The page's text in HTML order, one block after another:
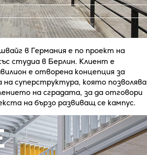
в Германия е по проект на
студиа в Берлин. Клиент е
е отворена концепция за
суперструктура, която позволява
на сградата, за да отговори
на бързо развиващ се кампус.